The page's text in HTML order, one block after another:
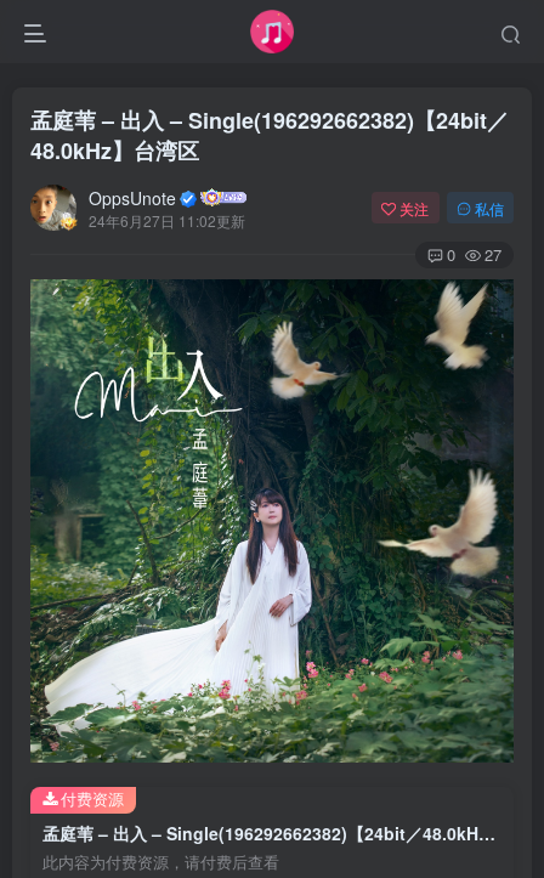
孟庭苇 – 出入 – Single(196292662382)【24bit／
48.0kHz】台湾区
OppsUnote
24年6月27日 11:02更新
关注 私信
0 27
孟庭苇 – 出入 – Single(196292662382)【24bit／48.0kHz】台湾区
此内容为付费资源，请付费后查看
付费资源